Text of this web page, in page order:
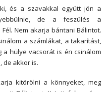
és a szavakkal együtt jön a
de a feszülés a
Nem akarja bántani Bálintot.
a számlákat, a takarítást,
hülye vacsorát is én csinálom
de akkor is.
kitörölni a könnyeket, meg